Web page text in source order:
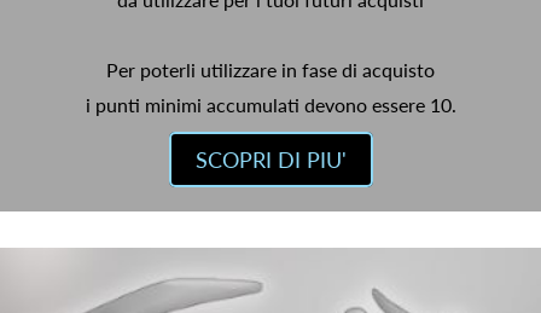
Per poterli utilizzare in fase di acquisto
i punti minimi accumulati devono essere 10.
SCOPRI DI PIU'